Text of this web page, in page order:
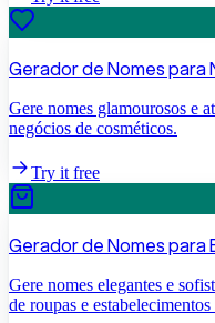
Gerador de Nomes para
Gere nomes glamourosos e
negócios de cosméticos.
Try it free
Gerador de Nomes para
Gere nomes elegantes e
de roupas e